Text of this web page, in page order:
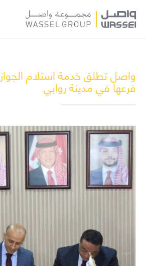
واصل تطلق خدمة استلام
فرعها في مدينة روابي